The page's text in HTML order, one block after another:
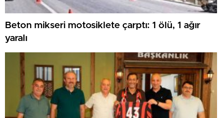
Beton mikseri motosiklete çarptı: 1 ölü, 1 ağır
yaralı